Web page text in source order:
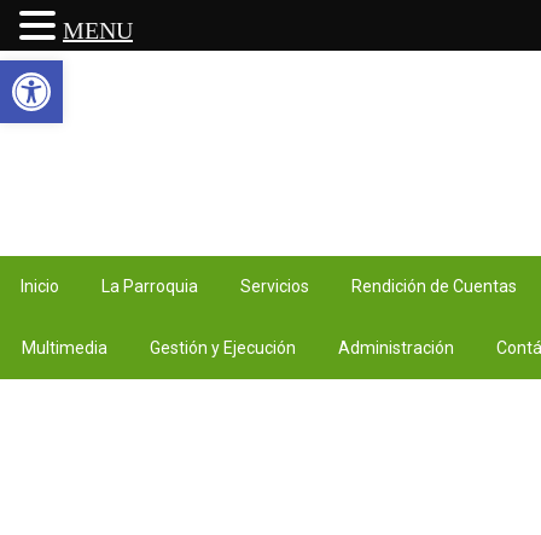
Inicio La Parroquia Servicios Rendición de Cuentas
Multimedia Gestión y Ejecución Administración
MENU
Abrir barra de herramientas